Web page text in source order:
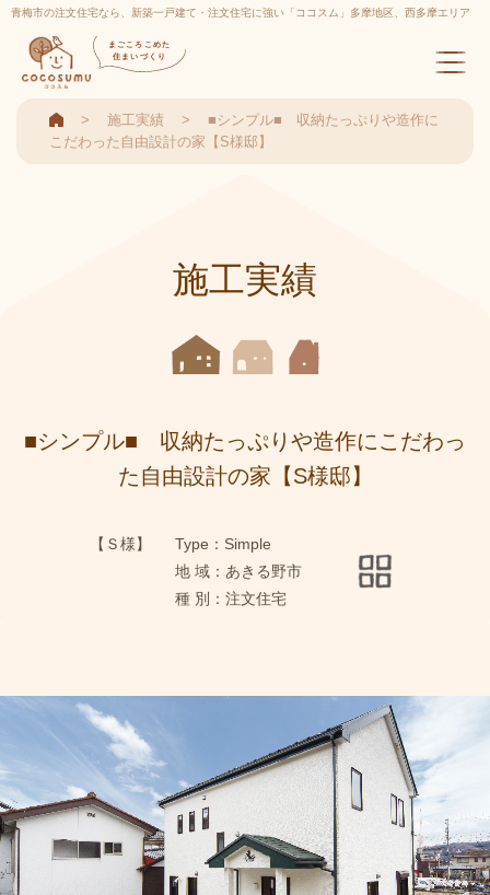
青梅市の注文住宅なら、新築一戸建て・注文住宅に強い「ココスム」多摩地区、西多摩エリア
実績多数
まごころこめた
住まいづくり
施工実績
■シンプル■ 収納たっぷりや造作に
こだわった自由設計の家【S様邸】
施工実績
■シンプル■ 収納たっぷりや造作にこだわっ
た自由設計の家【S様邸】
【Ｓ様】
Type：Simple
地 域：あきる野市
種 別：注文住宅